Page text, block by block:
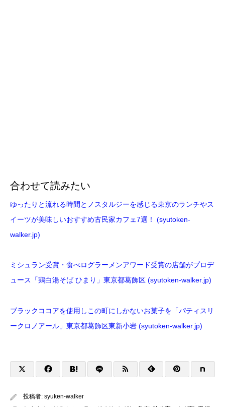
合わせて読みたい
ゆったりと流れる時間とノスタルジーを感じる東京のランチやス
イーツが美味しいおすすめ古民家カフェ7選！ (syutoken-
walker.jp)
ミシュラン受賞・食べログラーメンアワード受賞の店舗がプロデ
ュース「鶏白湯そば ひまり」東京都葛飾区 (syutoken-walker.jp)
ブラックココアを使用しこの町にしかないお菓子を「パティスリ
ークロノアール」東京都葛飾区東新小岩 (syutoken-walker.jp)
投稿者: syuken-walker